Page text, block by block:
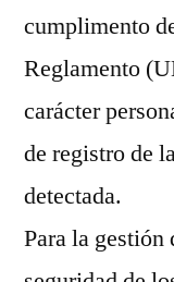
cumplimento
Reglamento
carácter
de registro de
detectada.
Para la